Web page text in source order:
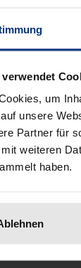
verwendet
um
unsere
Partner für
weiteren
haben.
0341-7